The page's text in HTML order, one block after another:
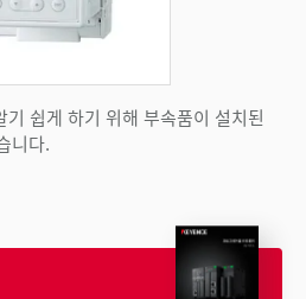
쉽게 하기 위해 부속품이 설치된
니다.